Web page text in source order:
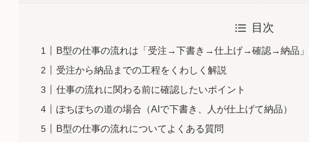
目次
B型の仕事の流れは「受注→下書き→仕上げ→確認→納品
受注から納品までの工程をくわしく解説
仕事の流れに関わる前に確認したいポイント
ぽちぽちの道の場合（AIで下書き、人が仕上げて納品）
B型の仕事の流れについてよくある質問